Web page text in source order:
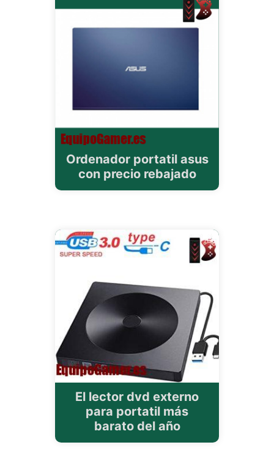
Ordenador portatil asus
con precio rebajado
El lector dvd externo
para portatil más
barato del año